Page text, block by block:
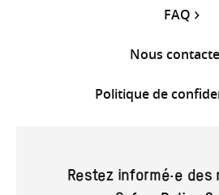
FAQ
Nous
Politique de
Restez informé·e des